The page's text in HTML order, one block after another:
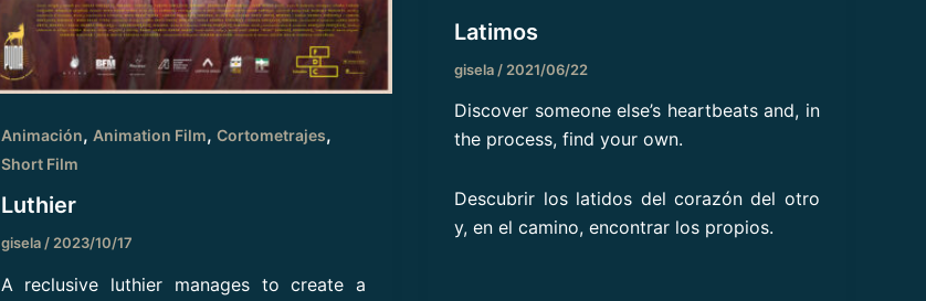
Animación, Animation Film, Cortometrajes,
Short Film
Luthier
gisela/2023/10/17
A reclusive luthier manages to create a
Latimos
gisela / 2021/06/22
Discover someone else’s heartbeats and, in
the process, find your own.
Descubrir los latidos del corazón del otro
y, en el camino, encontrar los propios.